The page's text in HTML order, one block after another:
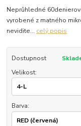
Neprůhledné
vyrobené z matného
nevidite... celý popis
Dostupnost
Velikost:
Barva: